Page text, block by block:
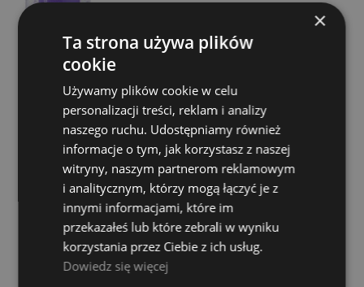
Środek do pielęgnacji - Yamaha Lacquer Polish
Dostępność:średnia ilość
54,00 zł
DO KOSZYKA
×
Ta strona używa plików
cookie
Używamy plików cookie w celu
personalizacji treści, reklam i analizy
naszego ruchu. Udostępniamy również
informacje o tym, jak korzystasz z naszej
witryny, naszym partnerom reklamowym
i analitycznym, którzy mogą łączyć je z
innymi informacjami, które im
przekazałeś lub które zebrali w wyniku
korzystania przez Ciebie z ich usług.
Dowiedz się więcej